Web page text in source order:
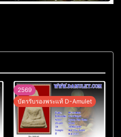
2569
บัตรรับรองพระแท้ D-Amulet